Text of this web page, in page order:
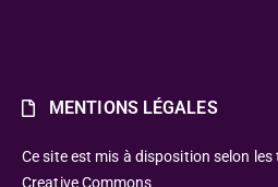
MENTIONS LÉGALES
Ce site est mis à disposition selon les
Creative Commons